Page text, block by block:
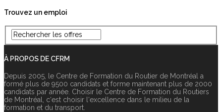
Trouvez un emploi
À PROPOS DE CFRM
Depuis 2005, le Centre de Formation du Routier de Montréal a
formé plus de 9500 candidats et forme maintenant plus de 2000
candidats par année. Choisir le Centre de Formation du Routiers
de Montréal, c‘est choisir l‘excellence dans le milieu de la
formation et du transport.